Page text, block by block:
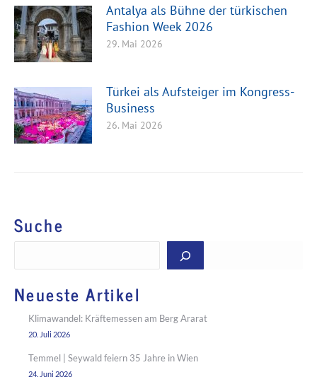
Antalya als Bühne der türkischen
Fashion Week 2026
29. Mai 2026
Türkei als Aufsteiger im Kongress-
Business
26. Mai 2026
Suche
Neueste Artikel
Klimawandel: Kräftemessen am Berg Ararat
20. Juli 2026
Temmel | Seywald feiern 35 Jahre in Wien
24. Juni 2026